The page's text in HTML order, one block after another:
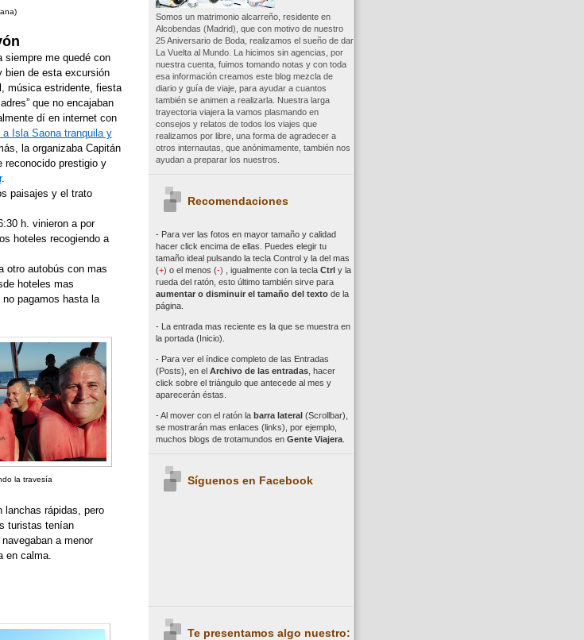
siempre me quedé con
bien de esta excursión
música estridente, fiesta
que no encajaban
dí en internet con
a Isla Saona tranquila y
la organizaba Capitán
reconocido prestigio y
.
paisajes y el trato
h. vinieron a por
hoteles recogiendo a
otro autobús con mas
hoteles mas
pagamos hasta la
la travesía
lanchas rápidas, pero
turistas tenían
a menor
en calma.
Somos un matrimonio alcarreño, residente en
Alcobendas (Madrid), que con motivo de nuestro
25 Aniversario de Boda, realizamos el sueño de dar
La Vuelta al Mundo. La hicimos sin agencias, por
nuestra cuenta, fuimos tomando notas y con toda
esa información creamos este blog mezcla de
diario y guía de viaje, para ayudar a cuantos
también se animen a realizarla. Nuestra larga
trayectoria viajera la vamos plasmando en
consejos y relatos de todos los viajes que
realizamos por libre, una forma de agradecer a
otros internautas, que anónimamente, también nos
ayudan a preparar los nuestros.
Recomendaciones
- Para ver las fotos en mayor tamaño y calidad
hacer click encima de ellas. Puedes elegir tu
tamaño ideal pulsando la tecla Controly la del mas
(+) o el menos (-) igualmente con la tecla Ctrl y la
rueda del ratón, esto último también sirve para
aumentar o disminuir el tamaño del textode la
página.
- La entrada mas reciente es la que se muestra en
la portada (Inicio).
- Para ver el índice completo de las Entradas
(Posts), en el Archivo de las entradas, hacer
click sobre el triángulo que antecede al mes y
aparecerán éstas.
- Al mover con el ratón la barra lateral(Scrollbar),
se mostrarán mas enlaces (links), por ejemplo,
muchos blogs de trotamundos en Gente Viajera.
Síguenos en Facebook
Te presentamos algo nuestro: